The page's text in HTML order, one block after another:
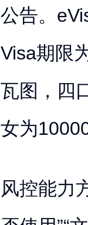
公告。
Visa期限
瓦图，四
女为
风控能力